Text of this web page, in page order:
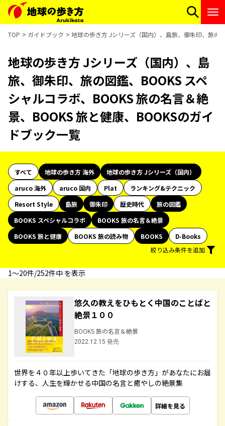
TOP ガイドブック 地球の歩き方 Jシリーズ（国内）、島旅、御朱印、旅の
地球の歩き方 Jシリーズ（国内）、島
旅、御朱印、旅の図鑑、BOOKS スペ
シャルコラボ、BOOKS 旅の名言＆絶
景、BOOKS 旅と健康、BOOKSのガイ
ドブック一覧
すべて 地球の歩き方 海外
地球の歩き方 Jシリーズ（国内）
aruco 海外
aruco 国内 Plat
ランキング&テクニック
Resort Style
島旅 御朱印 歴史時代
旅の図鑑
BOOKS スペシャルコラボ
BOOKS 旅の名言＆絶景
BOOKS 旅と健康
BOOKS 旅の読み物 BOOKS
D-Books
絞り込み条件を追加
1〜20件/252件中 を表示
悠久の教えをひもとく中国のことばと
絶景１００
BOOKS 旅の名言＆絶景
2022.12.15 発売
世界を４０年以上歩いてきた「地球の歩き方」があなたにお届
けする、人生を輝かせる中国の名言と癒やしの絶景集
詳細を見る